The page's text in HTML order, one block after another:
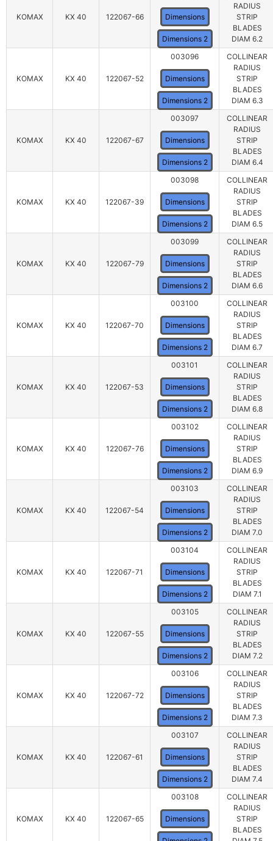
KOMAX KX 40 122067-66 Dimensions
Dimensions 2
RADIUS
STRIP
BLADES
DIAM 6.2
KOMAX KX 40 122067-52
003096
Dimensions
Dimensions 2
COLLINEAR
RADIUS
STRIP
BLADES
DIAM 6.3
KOMAX KX 40 122067-67
003097
Dimensions
Dimensions 2
COLLINEAR
RADIUS
STRIP
BLADES
DIAM 6.4
KOMAX KX 40 122067-39
003098
Dimensions
Dimensions 2
COLLINEAR
RADIUS
STRIP
BLADES
DIAM 6.5
KOMAX KX 40 122067-79
003099
Dimensions
Dimensions 2
COLLINEAR
RADIUS
STRIP
BLADES
DIAM 6.6
KOMAX KX 40 122067-70
003100
Dimensions
Dimensions 2
COLLINEAR
RADIUS
STRIP
BLADES
DIAM 6.7
KOMAX KX 40 122067-53
003101
Dimensions
Dimensions 2
COLLINEAR
RADIUS
STRIP
BLADES
DIAM 6.8
KOMAX KX 40 122067-76
003102
Dimensions
Dimensions 2
COLLINEAR
RADIUS
STRIP
BLADES
DIAM 6.9
KOMAX KX 40 122067-54
003103
Dimensions
Dimensions 2
COLLINEAR
RADIUS
STRIP
BLADES
DIAM 7.0
KOMAX KX 40 122067-71
003104
Dimensions
Dimensions 2
COLLINEAR
RADIUS
STRIP
BLADES
DIAM 7.1
KOMAX KX 40 122067-55
003105
Dimensions
Dimensions 2
COLLINEAR
RADIUS
STRIP
BLADES
DIAM 7.2
KOMAX KX 40 122067-72
003106
Dimensions
Dimensions 2
COLLINEAR
RADIUS
STRIP
BLADES
DIAM 7.3
KOMAX KX 40 122067-61
003107
Dimensions
Dimensions 2
COLLINEAR
RADIUS
STRIP
BLADES
DIAM 7.4
KOMAX KX 40 122067-65
003108
Dimensions
COLLINEAR
RADIUS
STRIP
BLADES